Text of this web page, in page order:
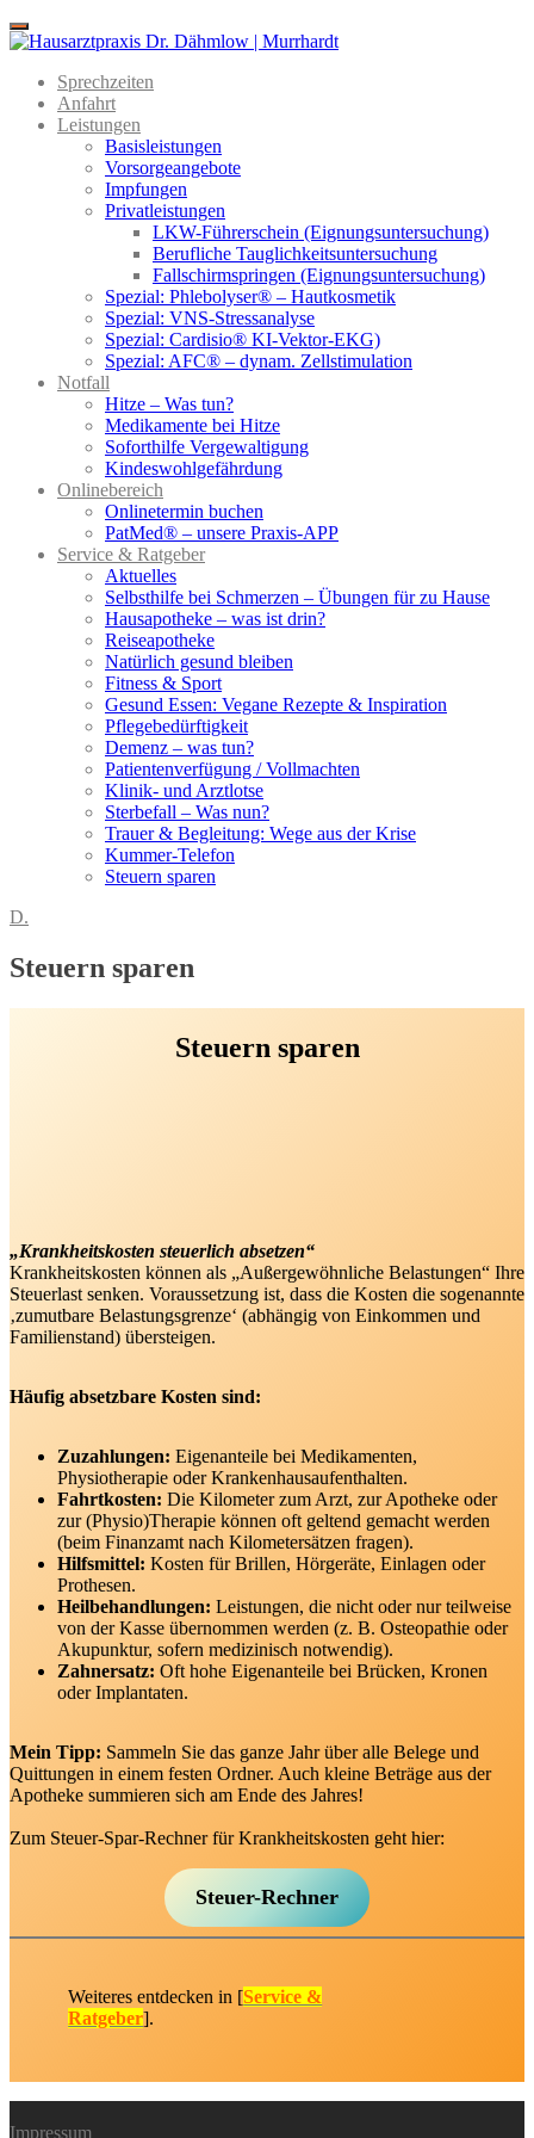
Menu
Sprechzeiten
Anfahrt
Leistungen
Basisleistungen
Vorsorgeangebote
Impfungen
Privatleistungen
LKW-Führerschein (Eignungsuntersuchung)
Berufliche Tauglichkeitsuntersuchung
Fallschirmspringen (Eignungsuntersuchung)
Spezial: Phlebolyser® – Hautkosmetik
Spezial: VNS-Stressanalyse
Spezial: Cardisio® KI-Vektor-EKG)
Spezial: AFC® – dynam. Zellstimulation
Notfall
Hitze – Was tun?
Medikamente bei Hitze
Soforthilfe Vergewaltigung
Kindeswohlgefährdung
Onlinebereich
Onlinetermin buchen
PatMed® – unsere Praxis-APP
Service & Ratgeber
Aktuelles
Selbsthilfe bei Schmerzen – Übungen für zu Hause
Hausapotheke – was ist drin?
Reiseapotheke
Natürlich gesund bleiben
Fitness & Sport
Gesund Essen: Vegane Rezepte & Inspiration
Pflegebedürftigkeit
Demenz – was tun?
Patientenverfügung / Vollmachten
Klinik- und Arztlotse
Sterbefall – Was nun?
Trauer & Begleitung: Wege aus der Krise
Kummer-Telefon
Steuern sparen
D.
Steuern sparen
Steuern sparen
„Krankheitskosten steuerlich absetzen“
Krankheitskosten können als „Außergewöhnliche Belastungen“ Ihre
Steuerlast senken. Voraussetzung ist, dass die Kosten die sogenannte
‚zumutbare Belastungsgrenze‘ (abhängig von Einkommen und
Familienstand) übersteigen.
Häufig absetzbare Kosten sind:
Zuzahlungen: Eigenanteile bei Medikamenten,
Physiotherapie oder Krankenhausaufenthalten.
Fahrtkosten: Die Kilometer zum Arzt, zur Apotheke oder
zur (Physio)Therapie können oft geltend gemacht werden
(beim Finanzamt nach Kilometersätzen fragen).
Hilfsmittel: Kosten für Brillen, Hörgeräte, Einlagen oder
Prothesen.
Heilbehandlungen: Leistungen, die nicht oder nur teilweise
von der Kasse übernommen werden (z. B. Osteopathie oder
Akupunktur, sofern medizinisch notwendig).
Zahnersatz: Oft hohe Eigenanteile bei Brücken, Kronen
oder Implantaten.
Mein Tipp: Sammeln Sie das ganze Jahr über alle Belege und
Quittungen in einem festen Ordner. Auch kleine Beträge aus der
Apotheke summieren sich am Ende des Jahres!
Zum Steuer-Spar-Rechner für Krankheitskosten geht hier:
Steuer-Rechner
Weiteres entdecken in [Service &
Ratgeber].
Impressum